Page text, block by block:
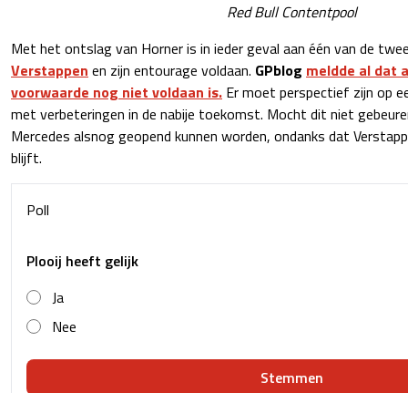
Red Bull Contentpool
Met het ontslag van Horner is in ieder geval aan één van de
Verstappen en zijn entourage voldaan. GPblog meldde al dat
voorwaarde nog niet voldaan is. Er moet perspectief zijn op
met verbeteringen in de nabije toekomst. Mocht dit niet
Mercedes alsnog geopend kunnen worden, ondanks dat
blijft.
Poll
Plooij heeft gelijk
Ja
Nee
Stemmen